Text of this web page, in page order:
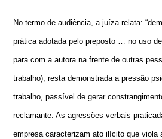
No termo de audiência, a juíza relata:
prática adotada pelo preposto … no uso
para com a autora na frente de outras
trabalho), resta demonstrada a pressão
trabalho, passível de gerar
reclamante. As agressões verbais
empresa caracterizam ato ilícito que viola